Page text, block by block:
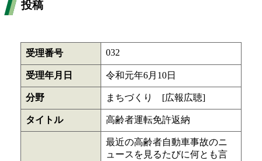
投稿
受理番号 032
受理年月日 令和元年6月10日
分野 まちづくり [広報広聴]
タイトル 高齢者運転免許返納
最近の高齢者自動車事故のニ
ュースを見るたびに何とも言